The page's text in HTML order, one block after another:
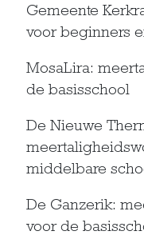
Gemeente
voor beginners
MosaLira:
de basisschool
De Nieuwe
middelbare
De Ganzerik:
voor de